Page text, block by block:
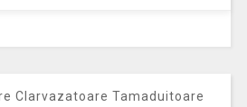
Clarvazatoare Tamaduitoare